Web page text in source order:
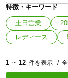
特徴・キーワード
土日営業
レディース
1 ~ 12 件を表示 全